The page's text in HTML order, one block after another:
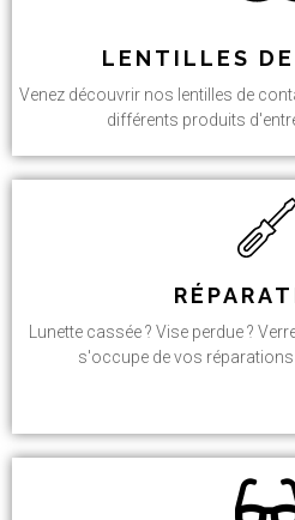
LENTILLES
Venez découvrir nos lentilles de
différents produits
Lunette cassée ? Vise perdue ?
s'occupe de vos réparations